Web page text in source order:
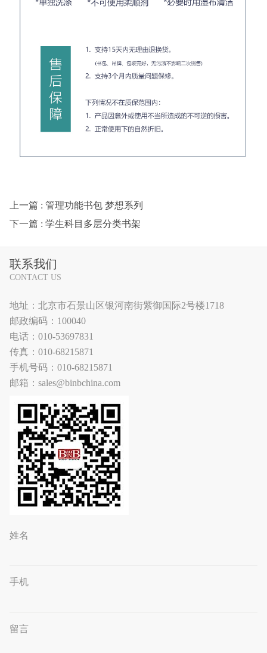
上一篇 : 管理功能书包 梦想系列
下一篇 : 学生科目多层分类书架
联系我们
CONTACT US
地址：北京市石景山区银河南街紫御国际2号楼1718
邮政编码：100040
电话：010-53697831
传真：010-68215871
手机号码：010-68215871
邮箱：sales@binbchina.com
姓名
手机
留言